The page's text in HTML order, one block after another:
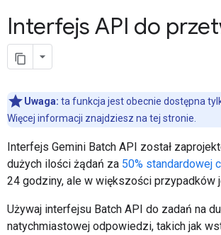
Interfejs API do
Uwaga: ta funkcja jest obecnie dostępna
Więcej informacji znajdziesz na tej stronie.
Interfejs Gemini Batch API został
dużych ilości żądań za 50% standardowej
24 godziny, ale w większości przypadków
Używaj interfejsu Batch API do zadań na
natychmiastowej odpowiedzi, takich jak